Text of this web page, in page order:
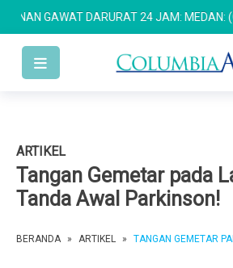
GAWAT DARURAT 24 JAM: MEDAN:
ARTIKEL
Tangan Gemetar pada
Tanda Awal Parkinson!
BERANDA » ARTIKEL » TANGAN GEMETAR PADA